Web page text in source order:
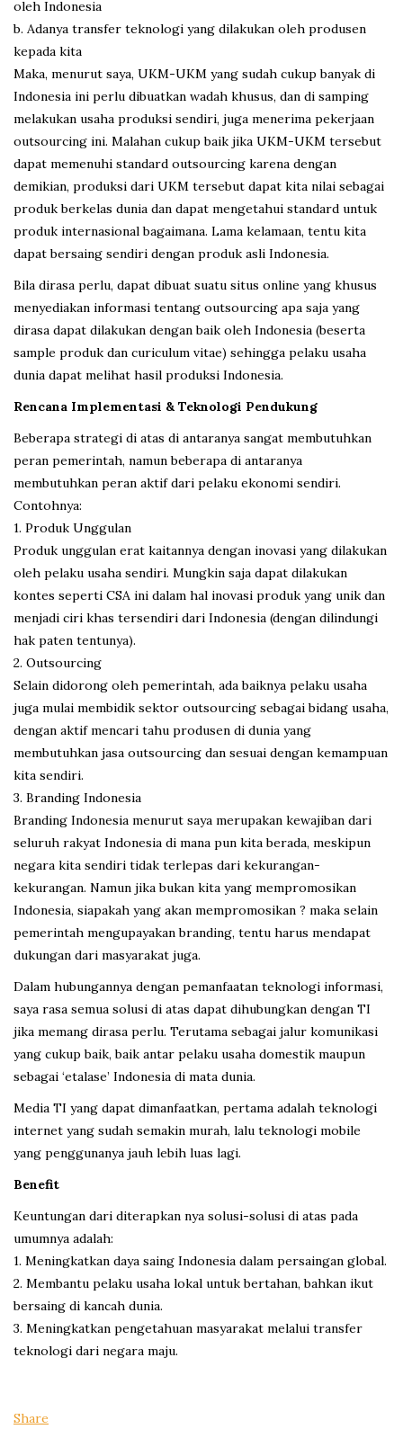
oleh Indonesia
b. Adanya transfer teknologi yang dilakukan oleh produsen
kepada kita
Maka, menurut saya, UKM-UKM yang sudah cukup banyak di
Indonesia ini perlu dibuatkan wadah khusus, dan di samping
melakukan usaha produksi sendiri, juga menerima pekerjaan
outsourcing ini. Malahan cukup baik jika UKM-UKM tersebut
dapat memenuhi standard outsourcing karena dengan
demikian, produksi dari UKM tersebut dapat kita nilai sebagai
produk berkelas dunia dan dapat mengetahui standard untuk
produk internasional bagaimana. Lama kelamaan, tentu kita
dapat bersaing sendiri dengan produk asli Indonesia.
Bila dirasa perlu, dapat dibuat suatu situs online yang khusus
menyediakan informasi tentang outsourcing apa saja yang
dirasa dapat dilakukan dengan baik oleh Indonesia (beserta
sample produk dan curiculum vitae) sehingga pelaku usaha
dunia dapat melihat hasil produksi Indonesia.
Rencana Implementasi & Teknologi Pendukung
Beberapa strategi di atas di antaranya sangat membutuhkan
peran pemerintah, namun beberapa di antaranya
membutuhkan peran aktif dari pelaku ekonomi sendiri.
Contohnya:
1. Produk Unggulan
Produk unggulan erat kaitannya dengan inovasi yang dilakukan
oleh pelaku usaha sendiri. Mungkin saja dapat dilakukan
kontes seperti CSA ini dalam hal inovasi produk yang unik dan
menjadi ciri khas tersendiri dari Indonesia (dengan dilindungi
hak paten tentunya).
2. Outsourcing
Selain didorong oleh pemerintah, ada baiknya pelaku usaha
juga mulai membidik sektor outsourcing sebagai bidang usaha,
dengan aktif mencari tahu produsen di dunia yang
membutuhkan jasa outsourcing dan sesuai dengan kemampuan
kita sendiri.
3. Branding Indonesia
Branding Indonesia menurut saya merupakan kewajiban dari
seluruh rakyat Indonesia di mana pun kita berada, meskipun
negara kita sendiri tidak terlepas dari kekurangan-
kekurangan. Namun jika bukan kita yang mempromosikan
Indonesia, siapakah yang akan mempromosikan ? maka selain
pemerintah mengupayakan branding, tentu harus mendapat
dukungan dari masyarakat juga.
Dalam hubungannya dengan pemanfaatan teknologi informasi,
saya rasa semua solusi di atas dapat dihubungkan dengan TI
jika memang dirasa perlu. Terutama sebagai jalur komunikasi
yang cukup baik, baik antar pelaku usaha domestik maupun
sebagai ‘etalase’ Indonesia di mata dunia.
Media TI yang dapat dimanfaatkan, pertama adalah teknologi
internet yang sudah semakin murah, lalu teknologi mobile
yang penggunanya jauh lebih luas lagi.
Benefit
Keuntungan dari diterapkan nya solusi-solusi di atas pada
umumnya adalah:
1. Meningkatkan daya saing Indonesia dalam persaingan global.
2. Membantu pelaku usaha lokal untuk bertahan, bahkan ikut
bersaing di kancah dunia.
3. Meningkatkan pengetahuan masyarakat melalui transfer
teknologi dari negara maju.
Share